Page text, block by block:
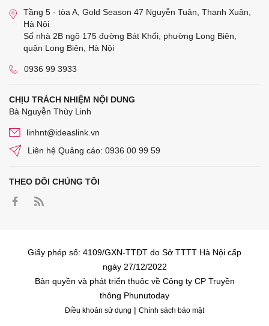
Tầng 5 - tòa A, Gold Season 47 Nguyễn Tuân, Thanh Xuân,
Hà Nội
Số nhà 2B ngõ 175 đường Bát Khối, phường Long Biên,
quận Long Biên, Hà Nội
0936 99 3933
CHỊU TRÁCH NHIỆM NỘI DUNG
Bà Nguyễn Thùy Linh
linhnt@ideaslink.vn
Liên hệ Quảng cáo: 0936 00 99 59
THEO DÕI CHÚNG TÔI
Giấy phép số: 4109/GXN-TTĐT do Sở TTTT Hà Nội cấp
ngày 27/12/2022
Bản quyền và phát triển thuộc về Công ty CP Truyền
thông Phunutoday
Điều khoản sử dụng | Chính sách bảo mật